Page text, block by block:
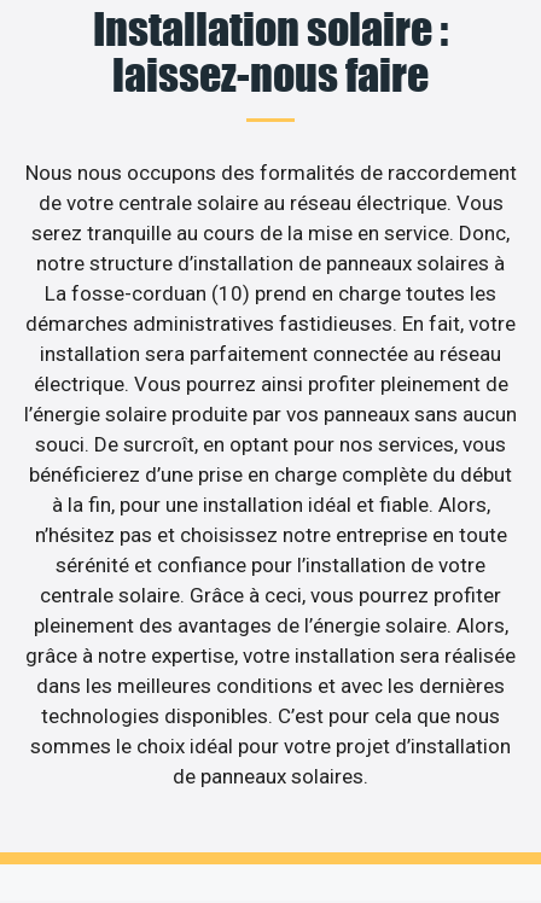
Installation solaire :
laissez-nous faire
Nous nous occupons des formalités de raccordement
de votre centrale solaire au réseau électrique. Vous
serez tranquille au cours de la mise en service. Donc,
notre structure d’installation de panneaux solaires à
La fosse-corduan (10) prend en charge toutes les
démarches administratives fastidieuses. En fait, votre
installation sera parfaitement connectée au réseau
électrique. Vous pourrez ainsi profiter pleinement de
l’énergie solaire produite par vos panneaux sans aucun
souci. De surcroît, en optant pour nos services, vous
bénéficierez d’une prise en charge complète du début
à la fin, pour une installation idéal et fiable. Alors,
n’hésitez pas et choisissez notre entreprise en toute
sérénité et confiance pour l’installation de votre
centrale solaire. Grâce à ceci, vous pourrez profiter
pleinement des avantages de l’énergie solaire. Alors,
grâce à notre expertise, votre installation sera réalisée
dans les meilleures conditions et avec les dernières
technologies disponibles. C’est pour cela que nous
sommes le choix idéal pour votre projet d’installation
de panneaux solaires.